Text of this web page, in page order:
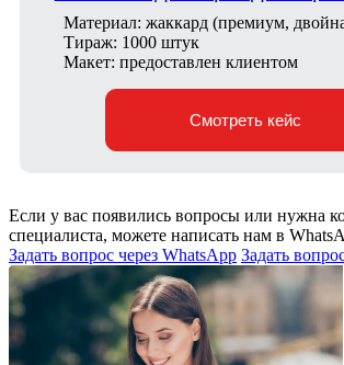
Материал: жаккард (премиум,
Тираж: 1000 штук
Макет: предоставлен клиентом
Смотреть кейс
Если у вас появились вопросы или нужна
специалиста, можете написать нам в
Задать вопрос через WhatsApp Задать